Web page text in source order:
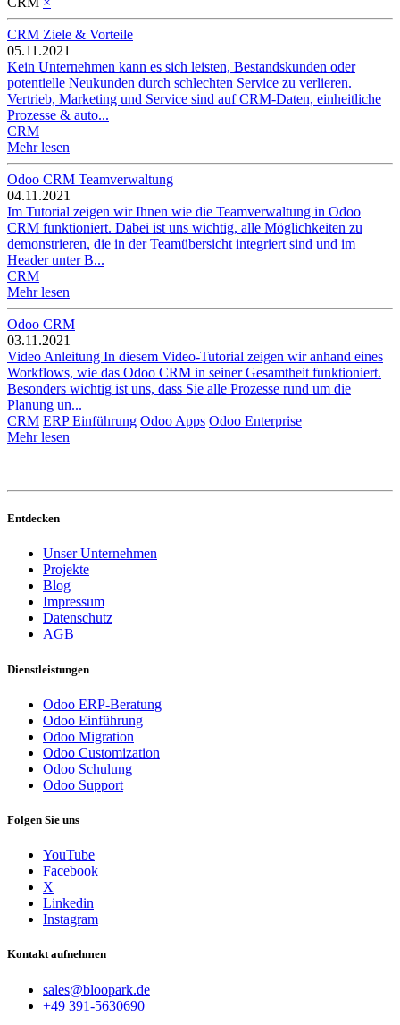
CRM Ziele & Vorteile
05.11.2021
Kein Unternehmen kann es sich leisten, Bestandskunden oder
potentielle Neukunden durch schlechten Service zu verlieren.
Vertrieb, Marketing und Service sind auf CRM-Daten, einheitliche
Prozesse & auto...
CRM
Mehr lesen
Odoo CRM Teamverwaltung
04.11.2021
Im Tutorial zeigen wir Ihnen wie die Teamverwaltung in Odoo
CRM funktioniert. Dabei ist uns wichtig, alle Möglichkeiten zu
demonstrieren, die in der Teamübersicht integriert sind und im
Header unter B...
CRM
Mehr lesen
Odoo CRM
03.11.2021
Video Anleitung In diesem Video-Tutorial zeigen wir anhand eines
Workflows, wie das Odoo CRM in seiner Gesamtheit funktioniert.
Besonders wichtig ist uns, dass Sie alle Prozesse rund um die
Planung un...
CRM ERP Einführung Odoo Apps Odoo Enterprise
Mehr lesen
Entdecken
Unser Unternehmen
Projekte
Blog
Impressum
Datenschutz
AGB
Dienstleistungen
Odoo ERP-Beratung
Odoo Einführung
Odoo Migration
Odoo Customization
Odoo Schulung
Odoo Support
Folgen Sie uns
YouTube
Facebook
X
Linkedin
Instagram
Kontakt aufnehmen
sales@bloopark.de
+49 391-5630690